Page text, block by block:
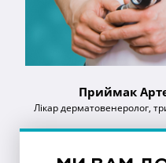
Приймак
Лікар дерматовенеролог,